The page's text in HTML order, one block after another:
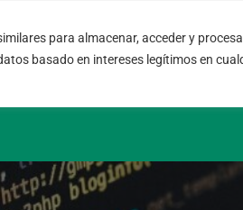
para almacenar, acceder y
basado en intereses legítimos en
08004 – Barcelona
Cataluña – España